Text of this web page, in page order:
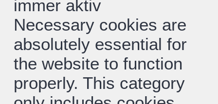
immer aktiv
Necessary cookies are
absolutely essential for
the website to function
properly. This category